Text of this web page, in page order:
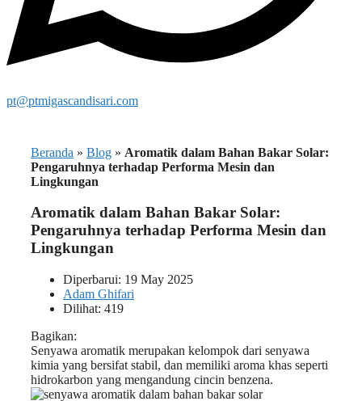
pt@ptmigascandisari.com
Beranda » Blog » Aromatik dalam Bahan Bakar Solar:
Pengaruhnya terhadap Performa Mesin dan
Lingkungan
Aromatik dalam Bahan Bakar Solar:
Pengaruhnya terhadap Performa Mesin dan
Lingkungan
Diperbarui: 19 May 2025
Adam Ghifari
Dilihat: 419
Bagikan:
Senyawa aromatik merupakan kelompok dari senyawa
kimia yang bersifat stabil, dan memiliki aroma khas seperti
hidrokarbon yang mengandung cincin benzena.